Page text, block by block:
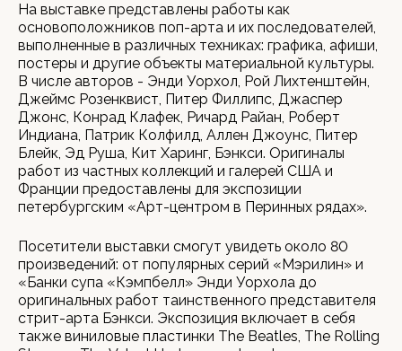
На выставке представлены работы как
основоположников поп-арта и их последователей,
выполненные в различных техниках: графика, афиши,
постеры и другие объекты материальной культуры.
В числе авторов - Энди Уорхол, Рой Лихтенштейн,
Джеймс Розенквист, Питер Филлипс, Джаспер
Джонс, Конрад Клафек, Ричард Райан, Роберт
Индиана, Патрик Колфилд, Аллен Джоунс, Питер
Блейк, Эд Руша, Кит Харинг, Бэнкси. Оригиналы
работ из частных коллекций и галерей США и
Франции предоставлены для экспозиции
петербургским «Арт-центром в Перинных рядах».
Посетители выставки смогут увидеть около 80
произведений: от популярных серий «Мэрилин» и
«Банки супа «Кэмпбелл» Энди Уорхола до
оригинальных работ таинственного представителя
стрит-арта Бэнкси. Экспозиция включает в себя
также виниловые пластинки The Beatles, The Rolling